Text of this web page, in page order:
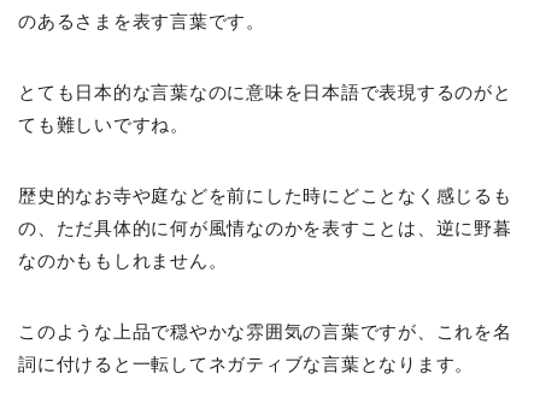
のあるさまを表す言葉です。
とても日本的な言葉なのに意味を日本語で表現するのがと
ても難しいですね。
歴史的なお寺や庭などを前にした時にどことなく感じるも
の、ただ具体的に何が風情なのかを表すことは、逆に野暮
なのかももしれません。
このような上品で穏やかな雰囲気の言葉ですが、これを名
詞に付けると一転してネガティブな言葉となります。